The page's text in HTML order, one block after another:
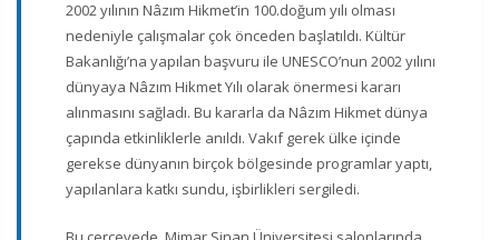
2002 yılının Nâzım Hikmet’in 100.doğum yılı olması
nedeniyle çalışmalar çok önceden başlatıldı. Kültür
Bakanlığı’na yapılan başvuru ile UNESCO’nun 2002 yılını
dünyaya Nâzım Hikmet Yılı olarak önermesi kararı
alınmasını sağladı. Bu kararla da Nâzım Hikmet dünya
çapında etkinliklerle anıldı. Vakıf gerek ülke içinde
gerekse dünyanın birçok bölgesinde programlar yaptı,
yapılanlara katkı sundu, işbirlikleri sergiledi.